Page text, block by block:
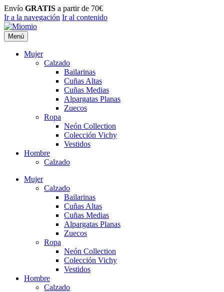
Envío GRATIS a partir de 70€
Ir a la navegación Ir al contenido
Menú
Mujer
Calzado
Bailarinas
Cuñas Altas
Cuñas Medias
Alpargatas Planas
Zuecos
Ropa
Neón Collection
Colección Vichy
Vestidos
Hombre
Calzado
Mujer
Calzado
Bailarinas
Cuñas Altas
Cuñas Medias
Alpargatas Planas
Zuecos
Ropa
Neón Collection
Colección Vichy
Vestidos
Hombre
Calzado